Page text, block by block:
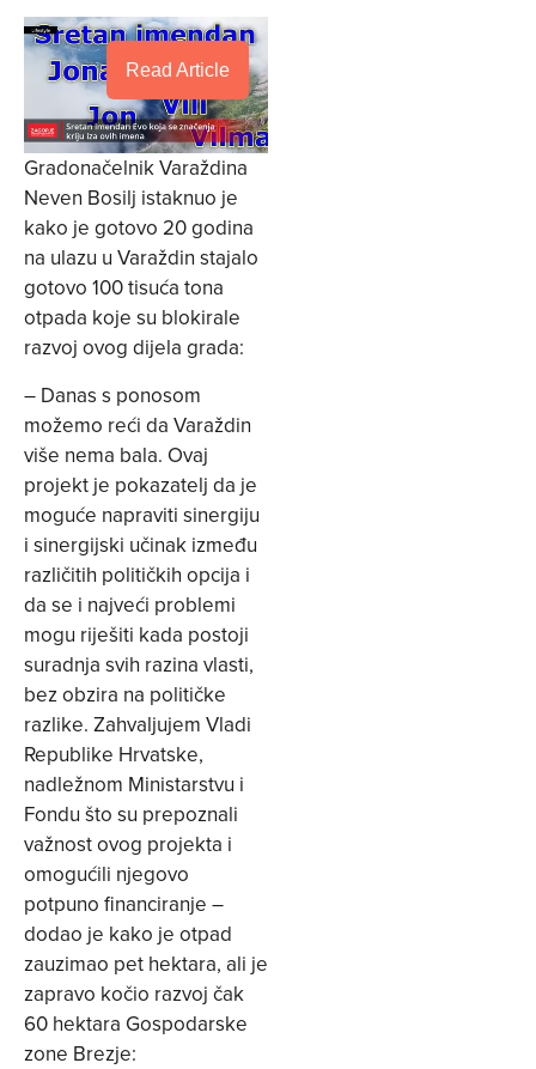
Read Article
Gradonačelnik Varaždina
Neven Bosilj istaknuo je
kako je gotovo 20 godina
na ulazu u Varaždin stajalo
gotovo 100 tisuća tona
otpada koje su blokirale
razvoj ovog dijela grada:
– Danas s ponosom
možemo reći da Varaždin
više nema bala. Ovaj
projekt je pokazatelj da je
moguće napraviti sinergiju
i sinergijski učinak između
različitih političkih opcija i
da se i najveći problemi
mogu riješiti kada postoji
suradnja svih razina vlasti,
bez obzira na političke
razlike. Zahvaljujem Vladi
Republike Hrvatske,
nadležnom Ministarstvu i
Fondu što su prepoznali
važnost ovog projekta i
omogućili njegovo
potpuno financiranje –
dodao je kako je otpad
zauzimao pet hektara, ali je
zapravo kočio razvoj čak
60 hektara Gospodarske
zone Brezje: